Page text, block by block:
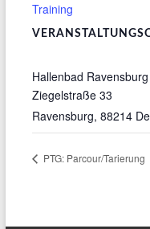
Training
Hallenbad Ravensburg
Ziegelstraße 33
Ravensburg, 88214
PTG: Parcour/Tarierung